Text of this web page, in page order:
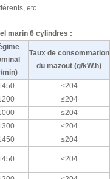
etc..
marin 6 cylindres :
min)
Taux de consommation
du mazout (g/kW.h)
≤204
≤204
≤204
≤204
≤204
≤204